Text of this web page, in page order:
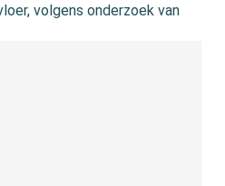
volgens onderzoek van